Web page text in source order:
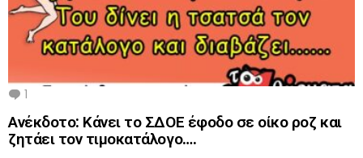
1
Ανέκδοτο: Κάνει το ΣΔΟΕ έφοδο σε οίκο ροζ και
ζητάει τον τιμοκατάλογο….